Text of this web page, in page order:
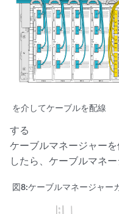
を介してケーブルを配線
する
ケーブルマネージャー
したら、ケーブルマネ
図8:ケーブルマネージャー